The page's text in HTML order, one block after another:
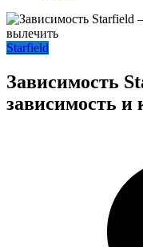
Starfield
Зависимость
зависимость и